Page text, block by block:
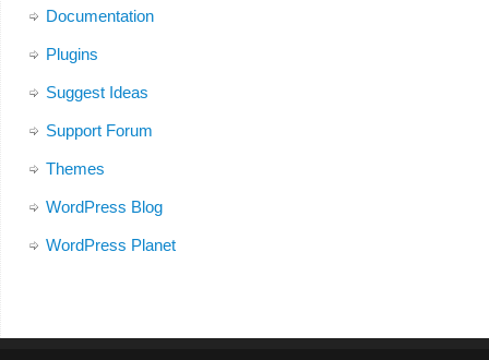
Documentation
Plugins
Suggest Ideas
Support Forum
Themes
WordPress Blog
WordPress Planet